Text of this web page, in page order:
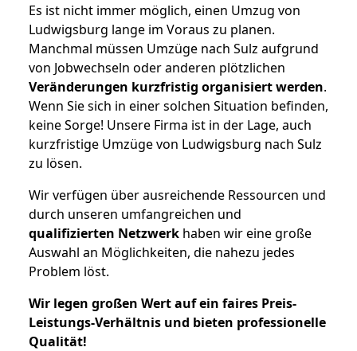
Es ist nicht immer möglich, einen Umzug von
Ludwigsburg lange im Voraus zu planen.
Manchmal müssen Umzüge nach Sulz aufgrund
von Jobwechseln oder anderen plötzlichen
Veränderungen kurzfristig organisiert werden.
Wenn Sie sich in einer solchen Situation befinden,
keine Sorge! Unsere Firma ist in der Lage, auch
kurzfristige Umzüge von Ludwigsburg nach Sulz
zu lösen.
Wir verfügen über ausreichende Ressourcen und
durch unseren umfangreichen und
qualifizierten Netzwerk haben wir eine große
Auswahl an Möglichkeiten, die nahezu jedes
Problem löst.
Wir legen großen Wert auf ein faires Preis-
Leistungs-Verhältnis und bieten professionelle
Qualität!